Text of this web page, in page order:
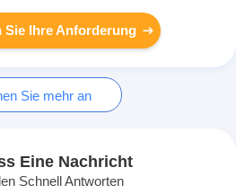
Sie Ihre Anforderung
Sie mehr an
Eine Nachricht
Schnell Antworten